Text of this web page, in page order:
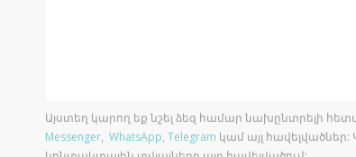
Այստեղ կարող եք նշել ձեզ համար նախընտրելի
Messenger, WhatsApp, Telegram կամ այլ